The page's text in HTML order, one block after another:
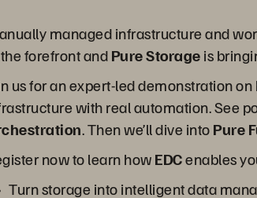
managed infrastructure and
forefront andPure Storageis
us for an expert-led demonstration on
with real automation. See
. Then we’ll dive intoPure
now to learn howEDCenables
Turn storage into intelligent data